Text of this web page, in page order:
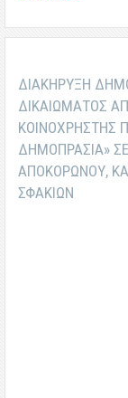
ΔΙΑΚΗΡΥΞΗ
ΔΙΚΑΙΩΜΑΤΟΣ
ΚΟΙΝΟΧΡΗΣΤΗΣ
ΔΗΜΟΠΡΑΣΙΑ»
ΑΠΟΚΟΡΩΝΟΥ,
ΣΦΑΚΙΩΝ